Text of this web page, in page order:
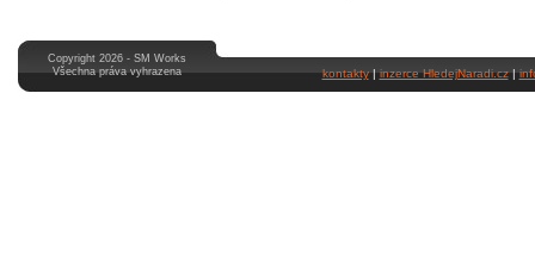
Copyright 2026 - SM Works
Všechna práva vyhrazena
kontakty|inzerce HledejNaradi.cz|